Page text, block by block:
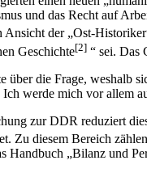
und das Recht auf
Ansicht der „Ost-
Geschichte[2] “ sei. Das
über die Frage, weshalb
werde mich vor allem
zur DDR reduziert
Zu diesem Bereich
Handbuch „Bilanz und